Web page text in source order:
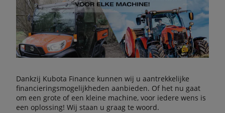
Dankzij Kubota Finance kunnen wij u aantrekkelijke
financieringsmogelijkheden aanbieden. Of het nu gaat
om een grote of een kleine machine, voor iedere wens is
een oplossing! Wij staan u graag te woord.